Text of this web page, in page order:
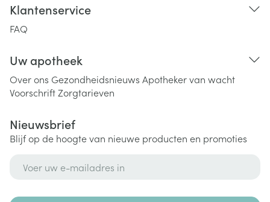
Klantenservice
FAQ
Uw apotheek
Over ons Gezondheidsnieuws Apotheker van wacht
VoorschriftZorgtarieven
Nieuwsbrief
Blijf op de hoogte van nieuwe producten en promoties